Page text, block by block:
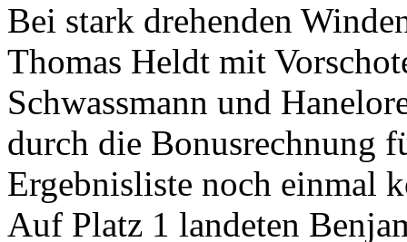
Bei stark drehenden
Thomas Heldt mit
Schwassmann und
durch die Bonusrechnung
Ergebnisliste noch einmal
Auf Platz 1 landeten